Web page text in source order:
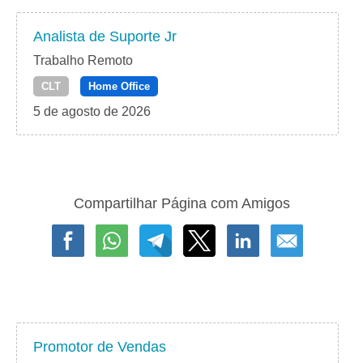
Analista de Suporte Jr
Trabalho Remoto
CLT Home Office
5 de agosto de 2026
Compartilhar Página com Amigos
Promotor de Vendas